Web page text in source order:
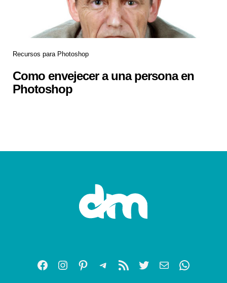
Recursos para Photoshop
Como envejecer a una persona en
Photoshop